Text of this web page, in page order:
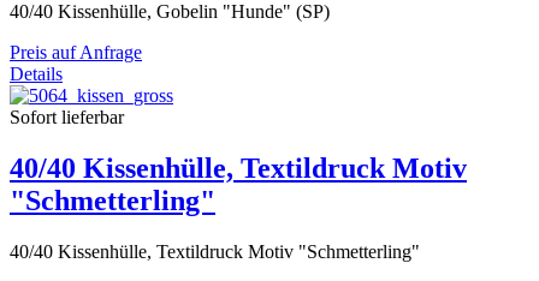
40/40 Kissenhülle, Gobelin "Hunde" (SP)
Preis auf Anfrage
Details
Sofort lieferbar
40/40 Kissenhülle, Textildruck Motiv
"Schmetterling"
40/40 Kissenhülle, Textildruck Motiv "Schmetterling"